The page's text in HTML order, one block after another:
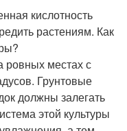
кислотность
растениям. Как
ровных местах с
Грунтовые
должны залегать
этой культуры